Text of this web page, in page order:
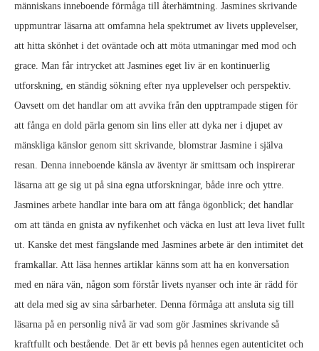
människans inneboende förmåga till återhämtning. Jasmines skrivande
uppmuntrar läsarna att omfamna hela spektrumet av livets upplevelser,
att hitta skönhet i det oväntade och att möta utmaningar med mod och
grace. Man får intrycket att Jasmines eget liv är en kontinuerlig
utforskning, en ständig sökning efter nya upplevelser och perspektiv.
Oavsett om det handlar om att avvika från den upptrampade stigen för
att fånga en dold pärla genom sin lins eller att dyka ner i djupet av
mänskliga känslor genom sitt skrivande, blomstrar Jasmine i själva
resan. Denna inneboende känsla av äventyr är smittsam och inspirerar
läsarna att ge sig ut på sina egna utforskningar, både inre och yttre.
Jasmines arbete handlar inte bara om att fånga ögonblick; det handlar
om att tända en gnista av nyfikenhet och väcka en lust att leva livet fullt
ut. Kanske det mest fängslande med Jasmines arbete är den intimitet det
framkallar. Att läsa hennes artiklar känns som att ha en konversation
med en nära vän, någon som förstår livets nyanser och inte är rädd för
att dela med sig av sina sårbarheter. Denna förmåga att ansluta sig till
läsarna på en personlig nivå är vad som gör Jasmines skrivande så
kraftfullt och bestående. Det är ett bevis på hennes egen autenticitet och